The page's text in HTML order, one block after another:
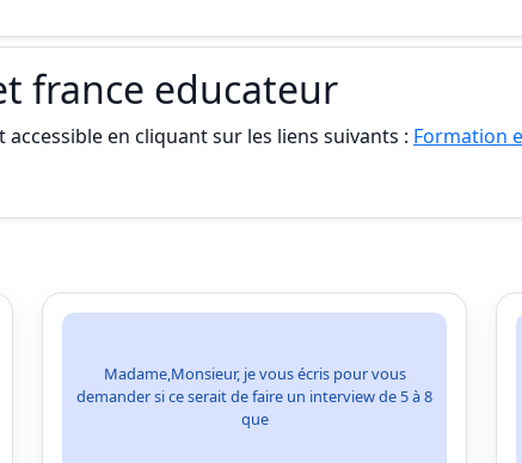
france educateur
en cliquant sur les liens suivants : Formation
Madame,Monsieur, je vous écris pour vous
demander si ce serait de faire un interview de 5 à 8
que